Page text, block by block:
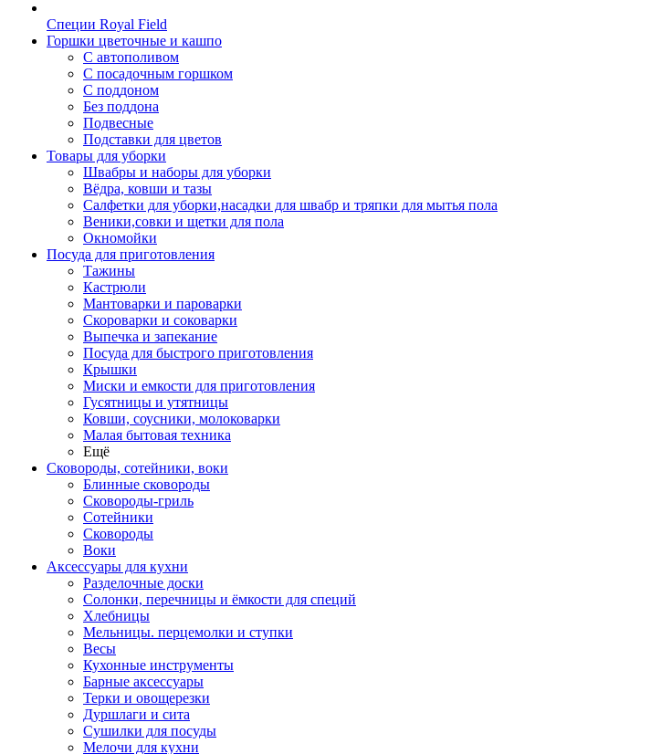
Специи Royal Field
Горшки цветочные и кашпо
С автополивом
С посадочным горшком
С поддоном
Без поддона
Подвесные
Подставки для цветов
Товары для уборки
Швабры и наборы для уборки
Вёдра, ковши и тазы
Салфетки для уборки,насадки для швабр и тряпки для мытья пола
Веники,совки и щетки для пола
Окномойки
Посуда для приготовления
Тажины
Кастрюли
Мантоварки и пароварки
Скороварки и соковарки
Выпечка и запекание
Посуда для быстрого приготовления
Крышки
Миски и емкости для приготовления
Гусятницы и утятницы
Ковши, соусники, молоковарки
Малая бытовая техника
Ещё
Сковороды, сотейники, воки
Блинные сковороды
Сковороды-гриль
Сотейники
Сковороды
Воки
Аксессуары для кухни
Разделочные доски
Солонки, перечницы и ёмкости для специй
Хлебницы
Мельницы. перцемолки и ступки
Весы
Кухонные инструменты
Барные аксессуары
Терки и овощерезки
Дуршлаги и сита
Сушилки для посуды
Мелочи для кухни